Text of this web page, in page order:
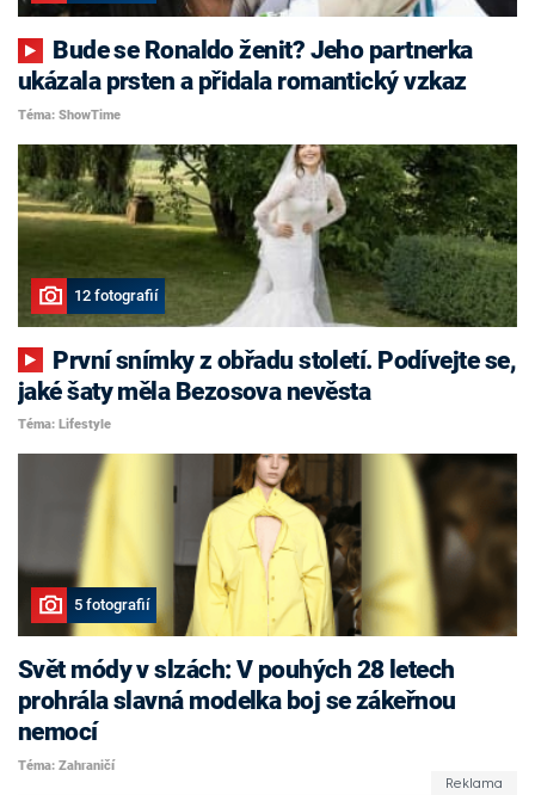
ukázala prsten a přidala romantický vzkaz
Téma: ShowTime
12 fotografií
jaké šaty měla Bezosova nevěsta
Téma: Lifestyle
5 fotografií
Svět módy v slzách: V pouhých 28 letech
prohrála slavná modelka boj se zákeřnou
nemocí
Téma: Zahraničí